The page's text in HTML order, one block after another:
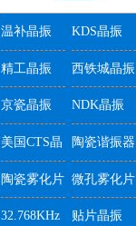
温补晶振 KDS晶振
精工晶振 西铁城晶振
京瓷晶振 NDK晶振
美国CTS晶
振
陶瓷谐振器
陶瓷雾化片 微孔雾化片
32.768KHz 贴片晶振